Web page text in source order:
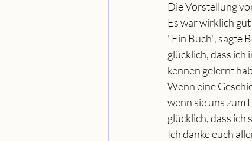
Die Vorstellung
Es war wirklich
"Ein Buch", sagte
glücklich, dass ich
kennen gelernt
Wenn eine
wenn sie uns zum
glücklich, dass ich
Ich danke euch